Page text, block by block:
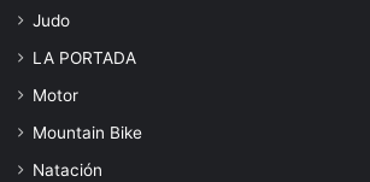
Judo
LA PORTADA
Motor
Mountain Bike
Natación